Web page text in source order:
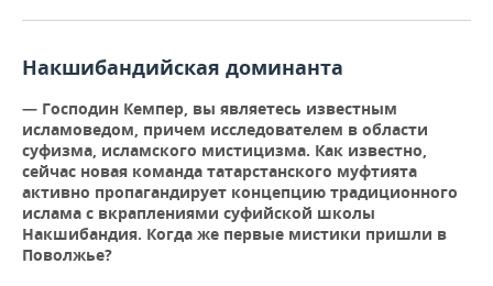
Накшибандийская доминанта
— Господин Кемпер, вы являетесь известным
исламоведом, причем исследователем в области
суфизма, исламского мистицизма. Как известно,
сейчас новая команда татарстанского муфтията
активно пропагандирует концепцию традиционного
ислама с вкраплениями суфийской школы
Накшибандия. Когда же первые мистики пришли в
Поволжье?